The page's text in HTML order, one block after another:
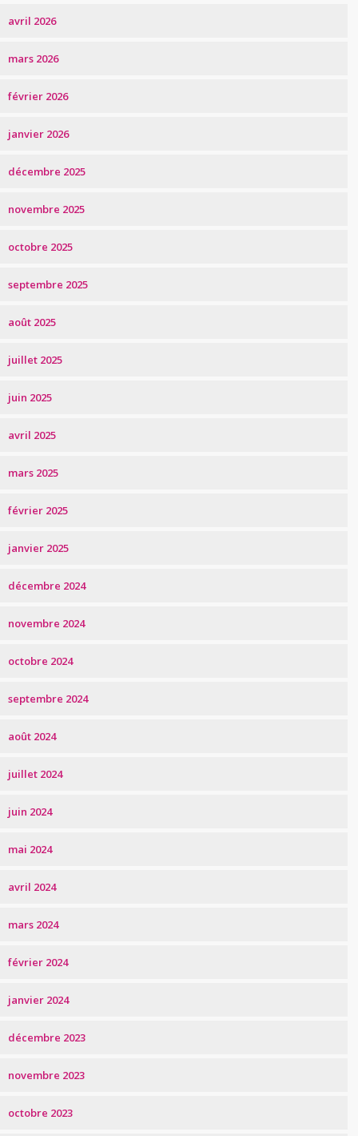
avril 2026
mars 2026
février 2026
janvier 2026
décembre 2025
novembre 2025
octobre 2025
septembre 2025
août 2025
juillet 2025
juin 2025
avril 2025
mars 2025
février 2025
janvier 2025
décembre 2024
novembre 2024
octobre 2024
septembre 2024
août 2024
juillet 2024
juin 2024
mai 2024
avril 2024
mars 2024
février 2024
janvier 2024
décembre 2023
novembre 2023
octobre 2023